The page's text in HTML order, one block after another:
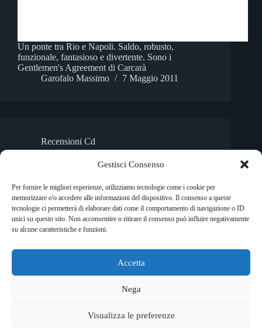
Gestisci Consenso
Per fornire le migliori esperienze, utilizziamo tecnologie come i cookie per
memorizzare e/o accedere alle informazioni del dispositivo. Il consenso a queste
tecnologie ci permetterà di elaborare dati come il comportamento di navigazione o ID
unici su questo sito. Non acconsentire o ritirare il consenso può influire negativamente
su alcune caratteristiche e funzioni.
Accetta
Nega
Visualizza le preferenze
Un ponte tra Rio e Napoli. Saldo, robusto,
funzionale, fantasioso e divertente. Sono i
Gentlemen's Agreement di Carcarà
Garofalo Massimo
7 Maggio 2011
Recensioni Cd
Antonio Faraò: Woman’s Perfume
C’è spazio per la sola musica nell’album del trio di
Antonio Faraò, una musica che ha la dolce fragranza
di unWoman’s Perfume
Beatrice Kabutakapua
2 Novembre 2008
Copyright © 2026 RockShock - © Massimo Garofalo. C.F.
GRFMSM65R24A662Q. Qualsiasi tipo di riproduzione è
vietata se non preventivamente autorizzata. RockShock non
senza alcuna periodicità. Non può pertanto considerarsi un